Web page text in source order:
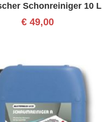
Schonreiniger 10 L
€ 49,00